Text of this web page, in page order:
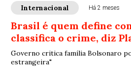
Internacional Há 2 meses
Brasil é quem define
classifica o crime, diz
Governo critica família Bolsonaro
estrangeira"